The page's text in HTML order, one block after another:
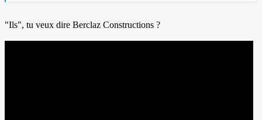
"Ils", tu veux dire Berclaz Constructions ?